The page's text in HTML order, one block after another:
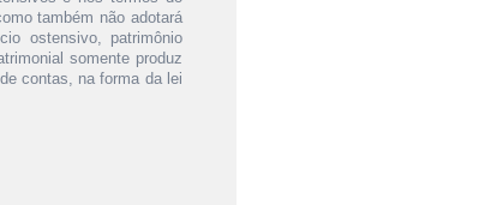
também não adotará
ostensivo, patrimônio
somente produz
contas, na forma da lei